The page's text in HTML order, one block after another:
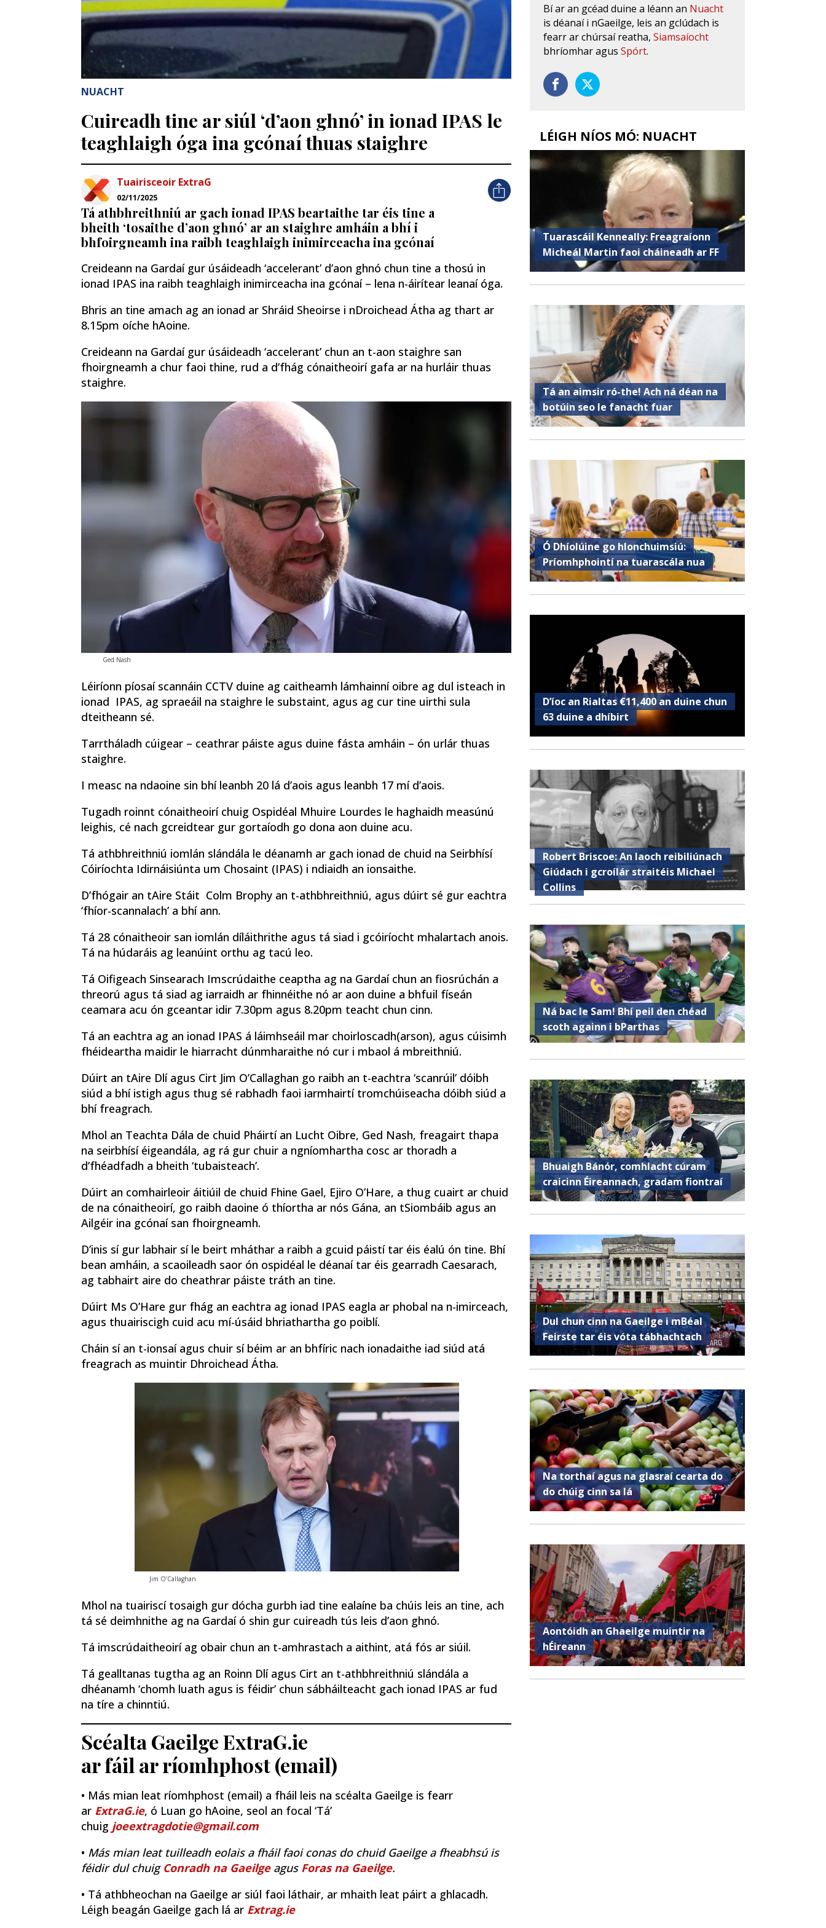
NUACHT
Cuireadh tine ar siúl ‘d’aon ghnó’ in ionad IPAS le
teaghlaigh óga ina gcónaí thuas staighre
Tuairisceoir ExtraG
02/11/2025
Tá athbhreithniú ar gach ionad IPAS beartaithe tar éis tine a
bheith ‘tosaithe d’aon ghnó’ ar an staighre amháin a bhí i
bhfoirgneamh ina raibh teaghlaigh inimirceacha ina gcónaí
Creideann na Gardaí gur úsáideadh ‘accelerant’ d’aon ghnó chun tine a thosú in
ionad IPAS ina raibh teaghlaigh inimirceacha ina gcónaí – lena n-áirítear leanaí óga.
Bhris an tine amach ag an ionad ar Shráid Sheoirse i nDroichead Átha ag thart ar
8.15pm oíche hAoine.
Creideann na Gardaí gur úsáideadh ‘accelerant’ chun an t-aon staighre san
fhoirgneamh a chur faoi thine, rud a d’fhág cónaitheoirí gafa ar na hurláir thuas
staighre.
Ged Nash
Léiríonn píosaí scannáin CCTV duine ag caitheamh lámhainní oibre ag dul isteach in
ionad IPAS, ag spraeáil na staighre le substaint, agus ag cur tine uirthi sula
dteitheann sé.
Tarrtháladh cúigear – ceathrar páiste agus duine fásta amháin – ón urlár thuas
staighre.
I measc na ndaoine sin bhí leanbh 20 lá d’aois agus leanbh 17 mí d’aois.
Tugadh roinnt cónaitheoirí chuig Ospidéal Mhuire Lourdes le haghaidh measúnú
leighis, cé nach gcreidtear gur gortaíodh go dona aon duine acu.
Tá athbhreithniú iomlán slándála le déanamh ar gach ionad de chuid na Seirbhísí
Cóiríochta Idirnáisiúnta um Chosaint (IPAS) i ndiaidh an ionsaithe.
D’fhógair an tAire Stáit Colm Brophy an t-athbhreithniú, agus dúirt sé gur eachtra
‘fhíor-scannalach’ a bhí ann.
Tá 28 cónaitheoir san iomlán díláithrithe agus tá siad i gcóiríocht mhalartach anois.
Tá na húdaráis ag leanúint orthu ag tacú leo.
Tá Oifigeach Sinsearach Imscrúdaithe ceaptha ag na Gardaí chun an fiosrúchán a
threorú agus tá siad ag iarraidh ar fhinnéithe nó ar aon duine a bhfuil físeán
ceamara acu ón gceantar idir 7.30pm agus 8.20pm teacht chun cinn.
Tá an eachtra ag an ionad IPAS á láimhseáil mar choirloscadh(arson), agus cúisimh
fhéideartha maidir le hiarracht dúnmharaithe nó cur i mbaol á mbreithniú.
Dúirt an tAire Dlí agus Cirt Jim O’Callaghan go raibh an t-eachtra ‘scanrúil’ dóibh
siúd a bhí istigh agus thug sé rabhadh faoi iarmhairtí tromchúiseacha dóibh siúd a
bhí freagrach.
Mhol an Teachta Dála de chuid Pháirtí an Lucht Oibre, Ged Nash, freagairt thapa
na seirbhísí éigeandála, ag rá gur chuir a ngníomhartha cosc ​​ar thoradh a
d’fhéadfadh a bheith ‘tubaisteach’.
Dúirt an comhairleoir áitiúil de chuid Fhine Gael, Ejiro O’Hare, a thug cuairt ar chuid
de na cónaitheoirí, go raibh daoine ó thíortha ar nós Gána, an tSiombáib agus an
Ailgéir ina gcónaí san fhoirgneamh.
D’inis sí gur labhair sí le beirt mháthar a raibh a gcuid páistí tar éis éalú ón tine. Bhí
bean amháin, a scaoileadh saor ón ospidéal le déanaí tar éis gearradh Caesarach,
ag tabhairt aire do cheathrar páiste tráth an tine.
Dúirt Ms O’Hare gur fhág an eachtra ag ionad IPAS eagla ar phobal na n-imirceach,
agus thuairiscigh cuid acu mí-úsáid bhriathartha go poiblí.
Cháin sí an t-ionsaí agus chuir sí béim ar an bhfíric nach ionadaithe iad siúd atá
freagrach as muintir Dhroichead Átha.
Jim O’Callaghan
Mhol na tuairiscí tosaigh gur dócha gurbh iad tine ealaíne ba chúis leis an tine, ach
tá sé deimhnithe ag na Gardaí ó shin gur cuireadh tús leis d’aon ghnó.
Tá imscrúdaitheoirí ag obair chun an t-amhrastach a aithint, atá fós ar siúil.
Tá gealltanas tugtha ag an Roinn Dlí agus Cirt an t-athbhreithniú slándála a
dhéanamh ‘chomh luath agus is féidir’ chun sábháilteacht gach ionad IPAS ar fud
na tíre a chinntiú.
Scéalta Gaeilge ExtraG.ie
ar fáil ar ríomhphost (email)
• Más mian leat ríomhphost (email) a fháil leis na scéalta Gaeilge is fearr
ar ExtraG.ie, ó Luan go hAoine, seol an focal ‘Tá’
chuig joeextragdotie@gmail.com
• Más mian leat tuilleadh eolais a fháil faoi conas do chuid Gaeilge a fheabhsú is
féidir dul chuig Conradh na Gaeilge agus Foras na Gaeilge.
• Tá athbheochan na Gaeilge ar siúl faoi láthair, ar mhaith leat páirt a ghlacadh.
Léigh beagán Gaeilge gach lá ar Extrag.ie
Bí ar an gcéad duine a léann an Nuacht
is déanaí i nGaeilge, leis an gclúdach is
fearr ar chúrsaí reatha,Siamsaíocht
bhríomhar agusSpórt.
LÉIGH NÍOS MÓ: NUACHT
Tuarascáil Kenneally: Freagraíonn
Micheál Martin faoi cháineadh ar FF
Tá an aimsir ró-the! Ach ná déan na
botúin seo le fanacht fuar
Ó Dhíolúine go hIonchuimsiú:
Príomhphointí na tuarascála nua
D’íoc an Rialtas €11,400 an duine chun
63 duine a dhíbirt
Robert Briscoe: An laoch reibiliúnach
Giúdach i gcroílár straitéis Michael
Collins
Ná bac le Sam! Bhí peil den chéad
scoth againn i bParthas
Bhuaigh Bánór, comhlacht cúram
craicinn Éireannach, gradam fiontraí
Dul chun cinn na Gaeilge i mBéal
Feirste tar éis vóta tábhachtach
Na torthaí agus na glasraí cearta do
do chúig cinn sa lá
Aontóidh an Ghaeilge muintir na
hÉireann